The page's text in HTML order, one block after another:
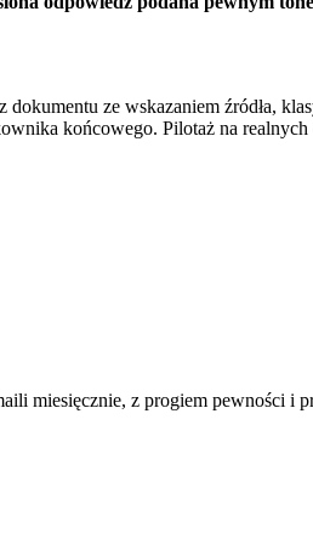
ze wskazaniem źródła,
końcowego. Pilotaż na
miesięcznie, z progiem pewności i